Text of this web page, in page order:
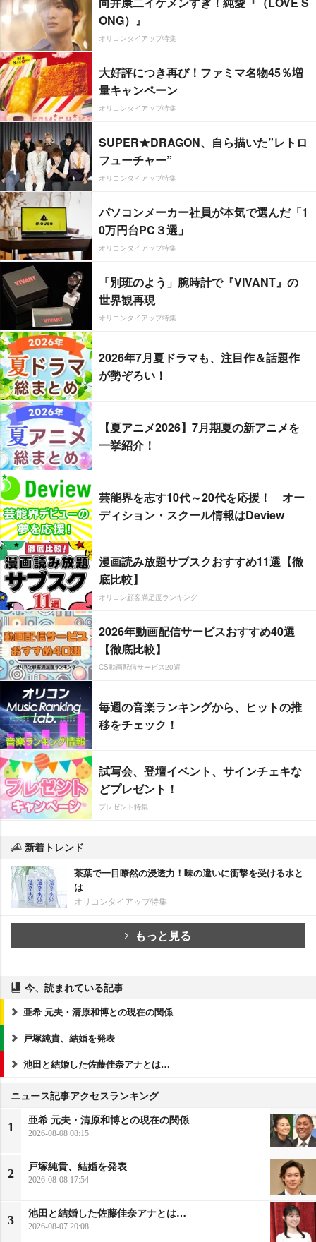
ONG）』
オリコンタイアップ特集
大好評につき再び！ファミマ名物45％増
量キャンペーン
オリコンタイアップ特集
SUPER★DRAGON、自ら描いた”レトロ
フューチャー”
オリコンタイアップ特集
パソコンメーカー社員が本気で選んだ「1
0万円台PC３選」
オリコンタイアップ特集
「別班のよう」腕時計で『VIVANT』の
世界観再現
オリコンタイアップ特集
2026年7月夏ドラマも、注目作＆話題作
が勢ぞろい！
【夏アニメ2026】7月期夏の新アニメを
一挙紹介！
芸能界を志す10代～20代を応援！ オー
ディション・スクール情報はDeview
漫画読み放題サブスクおすすめ11選【徹
底比較】
オリコン顧客満足度ランキング
2026年動画配信サービスおすすめ40選
【徹底比較】
CS動画配信サービス20選
毎週の音楽ランキングから、ヒットの推
移をチェック！
試写会、登壇イベント、サインチェキな
どプレゼント！
プレゼント特集
新着トレンド
茶葉で一目瞭然の浸透力！味の違いに衝撃を受ける水と
は
オリコンタイアップ特集
もっと見る
今、読まれている記事
亜希 元夫・清原和博との現在の関係
戸塚純貴、結婚を発表
池田と結婚した佐藤佳奈アナとは…
ニュース記事アクセスランキング
1
亜希 元夫・清原和博との現在の関係
2026-08-08 08:15
2
戸塚純貴、結婚を発表
2026-08-08 17:54
3
池田と結婚した佐藤佳奈アナとは…
2026-08-07 20:08